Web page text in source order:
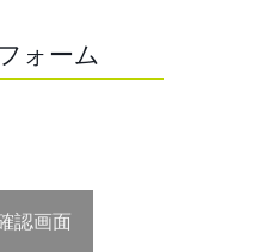
ォーム
認画面